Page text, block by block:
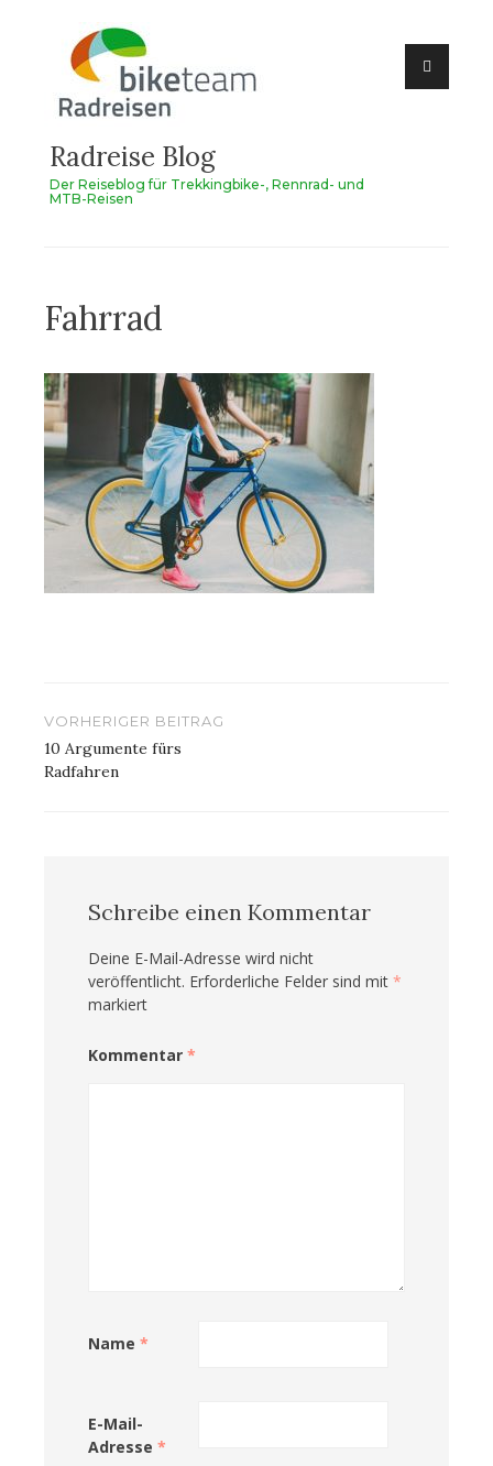
springen
Radreise Blog
Der Reiseblog für Trekkingbike-, Rennrad- und
MTB-Reisen
Fahrrad
Beitragsnavigation
VORHERIGER BEITRAG
10 Argumente fürs
Radfahren
Schreibe einen Kommentar
Deine E-Mail-Adresse wird nicht
veröffentlicht. Erforderliche Felder sind mit *
markiert
Kommentar *
Name *
E-Mail-
Adresse *